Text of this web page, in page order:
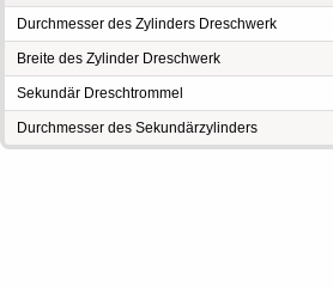
Durchmesser des Zylinders Dreschwerk
Breite des Zylinder Dreschwerk
Sekundär Dreschtrommel
Durchmesser des Sekundärzylinders